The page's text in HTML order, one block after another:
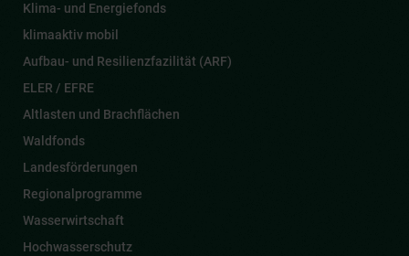
Klima- und Energiefonds
klimaaktiv mobil
Aufbau- und Resilienzfazilität (ARF)
ELER / EFRE
Altlasten und Brachflächen
Waldfonds
Landesförderungen
Regionalprogramme
Wasserwirtschaft
Hochwasserschutz